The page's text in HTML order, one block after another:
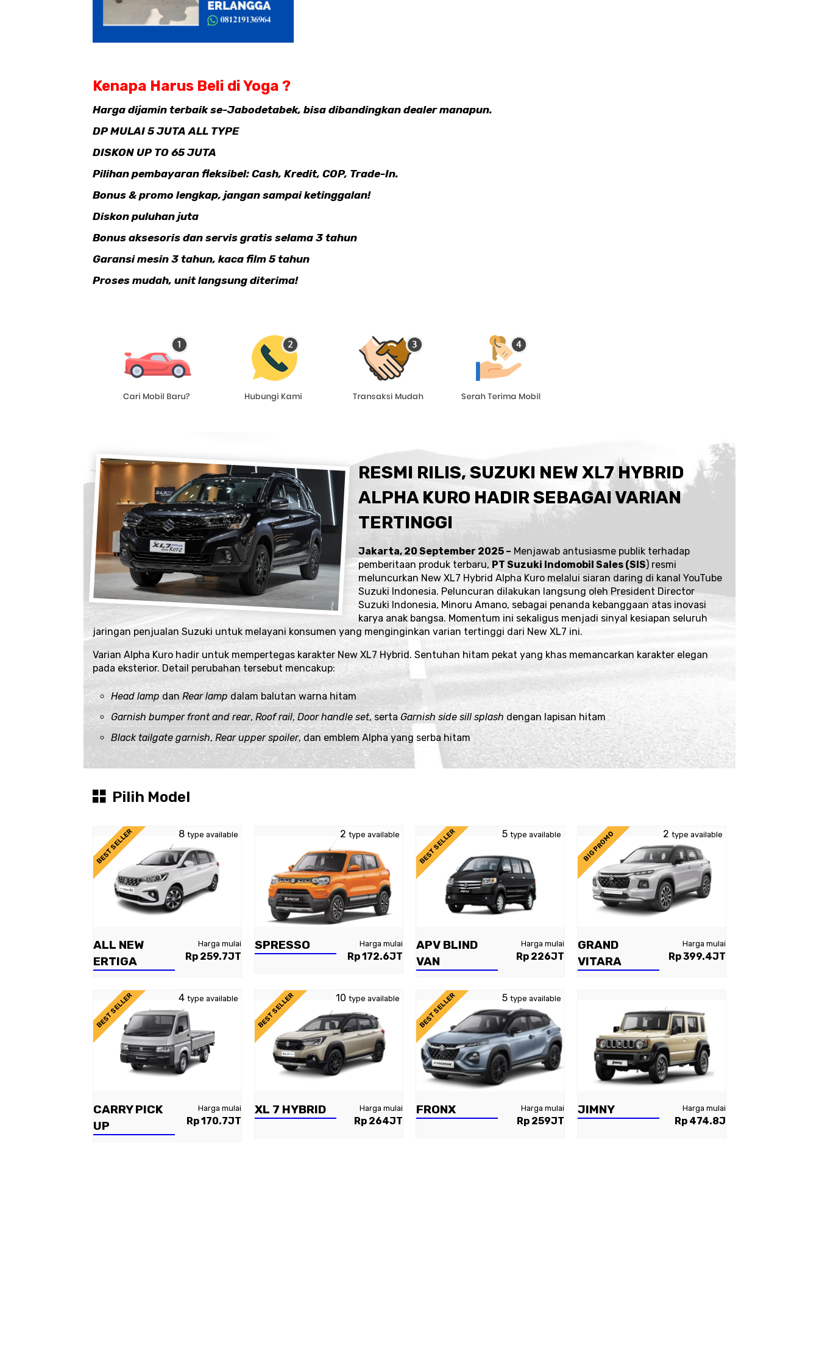
Kenapa Harus Beli di Yoga ?
Harga dijamin terbaik se-Jabodetabek, bisa dibandingkan dealer manapun.
DP MULAI 5 JUTA ALL TYPE
DISKON UP TO 65 JUTA
Pilihan pembayaran fleksibel: Cash, Kredit, COP, Trade-In.
Bonus & promo lengkap, jangan sampai ketinggalan!
Diskon puluhan juta
Bonus aksesoris dan servis gratis selama 3 tahun
Garansi mesin 3 tahun, kaca film 5 tahun
Proses mudah, unit langsung diterima!
RESMI RILIS, SUZUKI NEW XL7 HYBRID
ALPHA KURO HADIR SEBAGAI VARIAN
TERTINGGI
Jakarta, 20 September 2025 – Menjawab antusiasme publik terhadap
pemberitaan produk terbaru, PT Suzuki Indomobil Sales (SIS) resmi
meluncurkan New XL7 Hybrid Alpha Kuro melalui siaran daring di kanal YouTube
Suzuki Indonesia. Peluncuran dilakukan langsung oleh President Director
Suzuki Indonesia, Minoru Amano, sebagai penanda kebanggaan atas inovasi
karya anak bangsa. Momentum ini sekaligus menjadi sinyal kesiapan seluruh
jaringan penjualan Suzuki untuk melayani konsumen yang menginginkan varian tertinggi dari New XL7 ini.
Varian Alpha Kuro hadir untuk mempertegas karakter New XL7 Hybrid. Sentuhan hitam pekat yang khas memancarkan karakter elegan
pada eksterior. Detail perubahan tersebut mencakup:
Head lamp dan Rear lamp dalam balutan warna hitam
Garnish bumper front and rear, Roof rail, Door handle set, serta Garnish side sill splashdengan lapisan hitam
Black tailgate garnish, Rear upper spoiler, dan emblem Alpha yang serba hitam
Pilih Model
ALL NEW
ERTIGA
Harga mulai
Rp 259.7JT
BEST SELLER 8 type available
SPRESSO Harga mulai
Rp 172.6JT
2 type available
APV BLIND
VAN
Harga mulai
Rp 226JT
BEST SELLER 5 type available
GRAND
VITARA
Harga mulai
Rp 399.4JT
BIG PROMO 2 type available
CARRY PICK
UP
Harga mulai
Rp 170.7JT
BEST SELLER 4 type available
XL 7 HYBRID Harga mulai
Rp 264JT
BEST SELLER 10 type available
FRONX Harga mulai
Rp 259JT
BEST SELLER 5 type available
JIMNY Harga mulai
Rp 474.8J